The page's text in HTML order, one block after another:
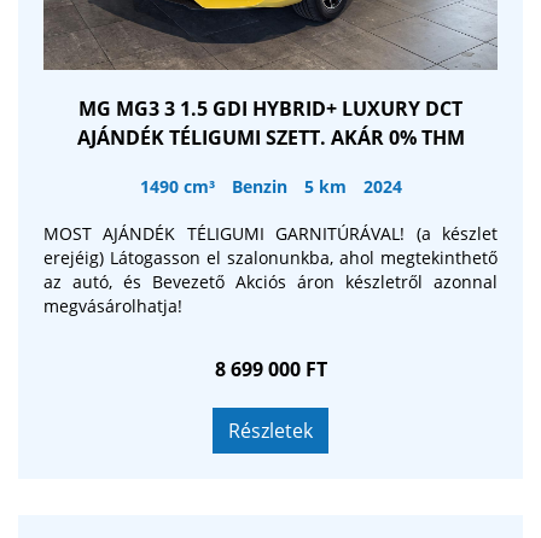
MG MG3 3 1.5 GDI HYBRID+ LUXURY DCT
AJÁNDÉK TÉLIGUMI SZETT. AKÁR 0% THM
1490 cm³ Benzin 5 km 2024
MOST AJÁNDÉK TÉLIGUMI GARNITÚRÁVAL! (a készlet
erejéig) Látogasson el szalonunkba, ahol megtekinthető
az autó, és Bevezető Akciós áron készletről azonnal
megvásárolhatja!
8 699 000 FT
Részletek